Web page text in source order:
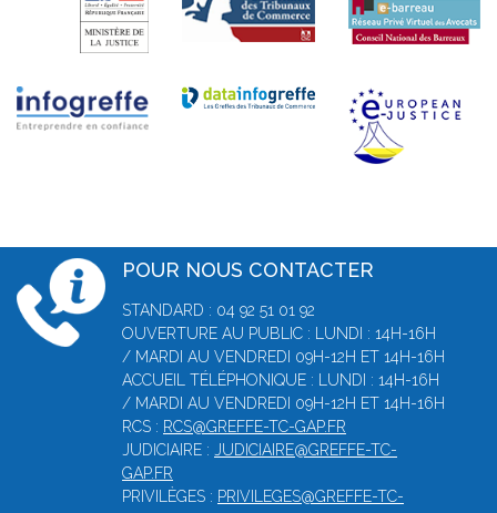
POUR NOUS CONTACTER
STANDARD : 04 92 51 01 92
OUVERTURE AU PUBLIC : LUNDI : 14H-16H
/ MARDI AU VENDREDI 09H-12H ET 14H-16H
ACCUEIL TÉLÉPHONIQUE : LUNDI : 14H-16H
/ MARDI AU VENDREDI 09H-12H ET 14H-16H
RCS : RCS@GREFFE-TC-GAP.FR
JUDICIAIRE : JUDICIAIRE@GREFFE-TC-
GAP.FR
PRIVILÈGES : PRIVILEGES@GREFFE-TC-